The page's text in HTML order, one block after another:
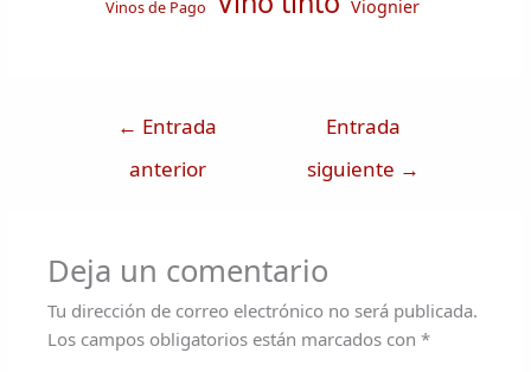
Vinos de Pago
Viognier
← Entrada
anterior
Entrada
siguiente →
Deja un comentario
Tu dirección de correo electrónico no será publicada.
Los campos obligatorios están marcados con*